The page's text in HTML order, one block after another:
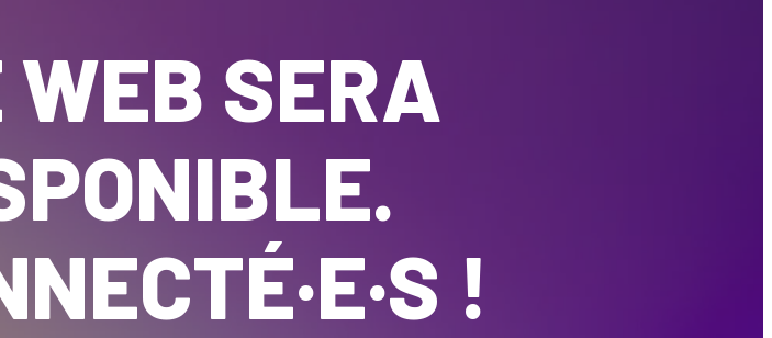
WEB SERA
!